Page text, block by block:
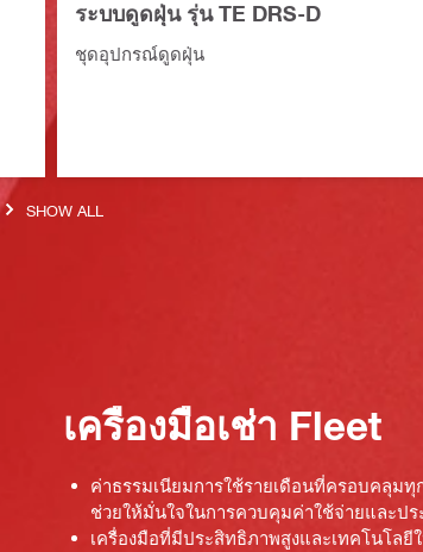
ระบบดูดฝุ่น รุ่น TE DRS-D
ชุดอุปกรณ์ดูดฝุ่น
SHOW ALL
เครื่องมือเช่า Fleet
ค่าธรรมเนียมการใช้รายเดือนที่ครอบคลุม
ช่วยให้มั่นใจในการควบคุมค่าใช้จ่ายและป
เครื่องมือที่มีประสิทธิภาพสูงและเทคโนโล